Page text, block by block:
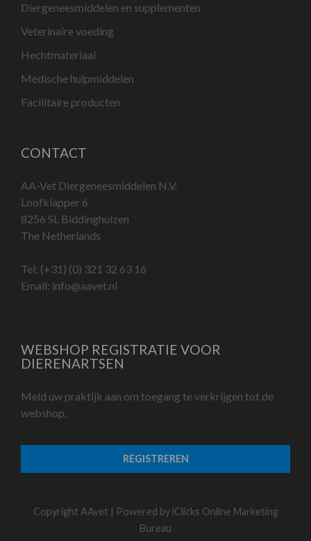
Diergeneesmiddelen en supplementen
Veterinaire voeding
Hechtmateriaal
Medische hulpmiddelen
Facilitaire producten
CONTACT
AA-Vet Diergeneesmiddelen N.V.
Loofklapper 6
8256 SL Biddinghuizen
The Netherlands
Tel: (+31) (0) 321 32 63 16
Email: info@aavet.nl
WEBSHOP REGISTRATIE VOOR
DIERENARTSEN
Meld uw praktijk aan om toegang te verkrijgen tot de
webshop.
REGISTREREN
Copyright AAvet | Powered by iClicks Online Marketing
Bureau